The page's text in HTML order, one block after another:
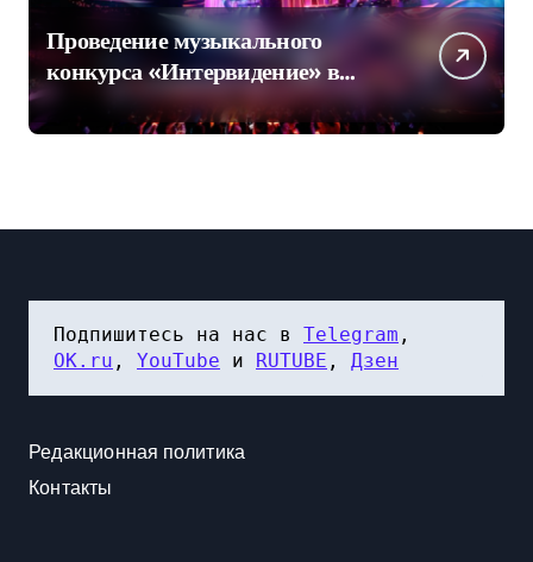
Проведение музыкального
конкурса «Интервидение» в
Саудовской Аравии в 2026 году
оказалось под вопросом
Подпишитесь на нас в Telegram
OK.ru , YouTube и RUTUBE , Дзен
Редакционная политика
Контакты